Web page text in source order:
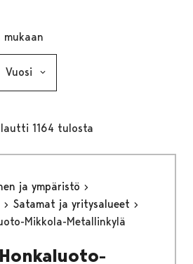
1164 tulosta
ja ympäristö
Satamat ja yritysalueet
Mikkola-Metallinkylä